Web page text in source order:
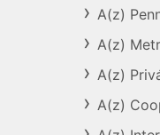
A(z)
A(z)
A(z)
A(z)